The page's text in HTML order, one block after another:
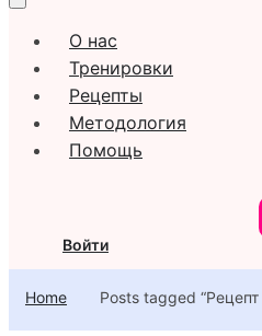
О нас
Тренировки
Рецепты
Методология
Помощь
Войти
Home Posts tagged